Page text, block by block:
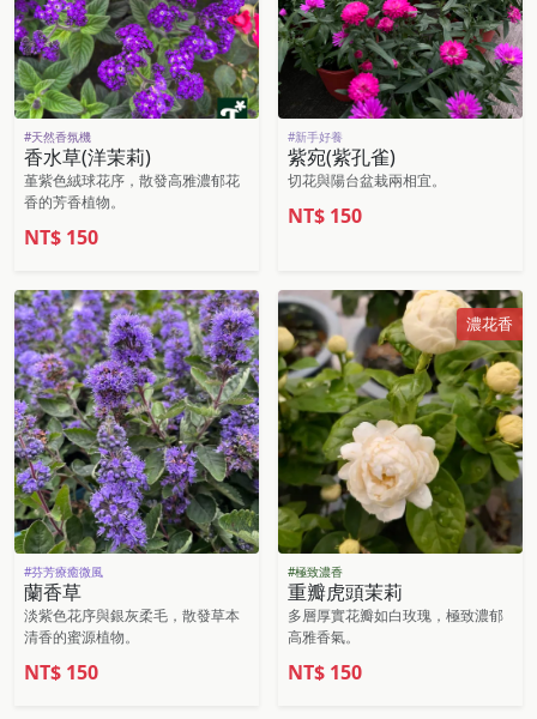
#天然香氛機
香水草(洋茉莉)
堇紫色絨球花序，散發高雅濃郁花
香的芳香植物。
NT$ 150
#新手好養
紫宛(紫孔雀)
切花與陽台盆栽兩相宜。
NT$ 150
#芬芳療癒微風
蘭香草
淡紫色花序與銀灰柔毛，散發草本
清香的蜜源植物。
NT$ 150
濃花香
#極致濃香
重瓣虎頭茉莉
多層厚實花瓣如白玫瑰，極致濃郁
高雅香氣。
NT$ 150